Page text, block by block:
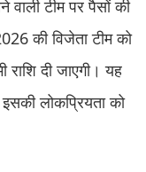
टीम पर पैसों की
की विजेता टीम को
दी जाएगी। यह
लोकप्रियता को